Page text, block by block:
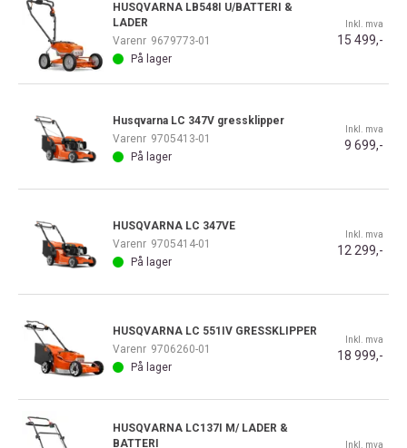
HUSQVARNA LB548I U/BATTERI &
LADER
Varenr 9679773-01
På lager
Inkl. mva
15 499,-
Husqvarna LC 347V gressklipper
Varenr 9705413-01
På lager
Inkl. mva
9 699,-
HUSQVARNA LC 347VE
Varenr 9705414-01
På lager
Inkl. mva
12 299,-
HUSQVARNA LC 551IV GRESSKLIPPER
Varenr 9706260-01
På lager
Inkl. mva
18 999,-
HUSQVARNA LC137I M/ LADER &
BATTERI
Inkl. mva